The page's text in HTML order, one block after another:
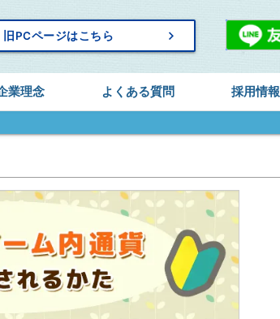
旧PCページはこちら keyboard_arrow_right
業理念 よくある質問 採用情報